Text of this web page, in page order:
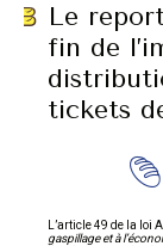
Le
fin de
tickets
L’article 49 de la loi
gaspillage et à